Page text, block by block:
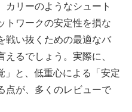
カリーのようなシュート
トワークの安定性を損な
戦い抜くための最適なバ
るでしょう。実際に、
」と、低重心による「安定
点が、多くのレビューで